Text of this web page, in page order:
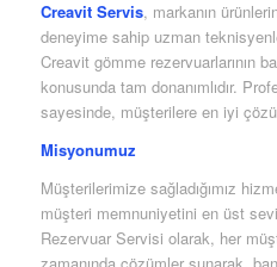
Creavit Servis, markanın
deneyime sahip uzman
Creavit gömme rezervuarlarının
konusunda tam donanımlıdır.
sayesinde, müşterilere en iyi
Misyonumuz
Müşterilerimize sağladığımız
müşteri memnuniyetini en üst
Rezervuar Servisi olarak, her
zamanında çözümler sunarak,